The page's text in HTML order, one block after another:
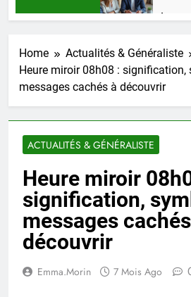
Guide complet
1 Semaine Ago
Quel est le
2025 ?
4 Mois Ago
fonctionnalités
Home
Actualités & Généraliste
Heure miroir 08h08 : signification,
messages cachés à découvrir
ACTUALITÉS & GÉNÉRALISTE
Heure miroir
signification,
messages
découvrir
Emma.Morin 7 Mois Ago